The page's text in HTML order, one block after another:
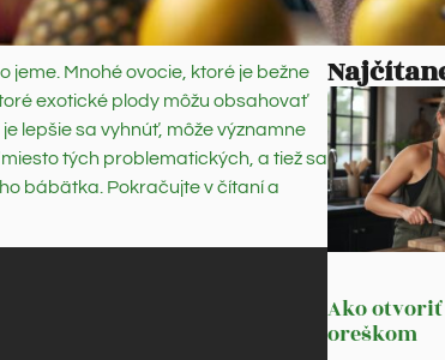
jeme. Mnohé ovocie, ktoré je bežne
exotické plody môžu obsahovať
lepšie sa vyhnúť, môže významne
tých problematických, a tiež sa
bábätka. Pokračujte v čítaní a
Ako
oreškom